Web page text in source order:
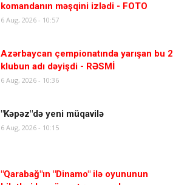
komandanın məşqini izlədi - FOTO
6 Aug, 2026 - 10:57
Azərbaycan çempionatında yarışan bu 2
klubun adı dəyişdi - RƏSMİ
6 Aug, 2026 - 10:36
"Kəpəz"də yeni müqavilə
6 Aug, 2026 - 10:15
"Qarabağ"ın "Dinamo" ilə oyununun